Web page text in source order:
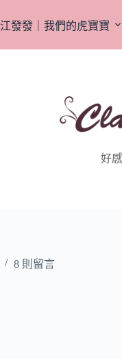
江發發｜我們的虎寶寶
好
8 則留言